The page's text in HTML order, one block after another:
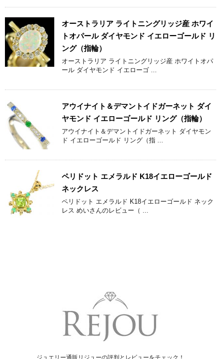
オーストラリア ライトニングリッジ産 ホワイ
トオパール ダイヤモンド イエローゴールド リ
ング（指輪）
オーストラリア ライトニングリッジ産 ホワイトオパ
ール ダイヤモンド イエローゴ ...
アウイナイト＆デマントイドガーネット ダイ
ヤモンド イエローゴールド リング（指輪）
アウイナイト＆デマントイドガーネット ダイヤモン
ド イエローゴールド リング（指 ...
ペリドット エメラルド K18イエローゴールド
ネックレス
ペリドット エメラルド K18イエローゴールド ネック
レス めいさんのレビュー（ ...
ジュエリー通販リジューの評判とレビューをチェック！